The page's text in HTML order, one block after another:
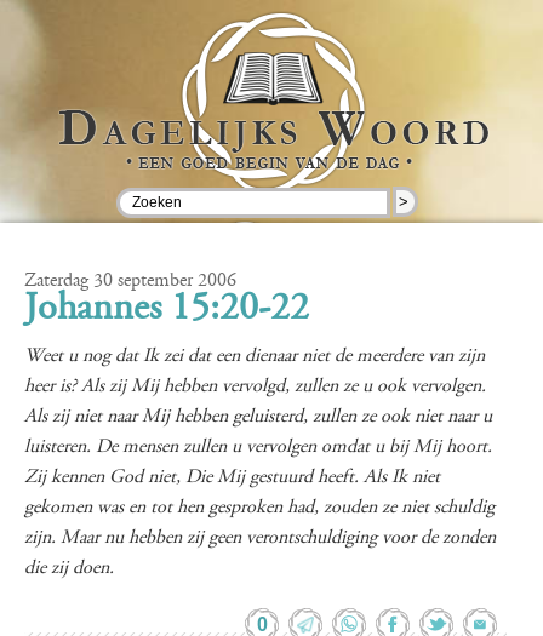
>
Zaterdag 30 september 2006
Johannes 15:20-22
Weet u nog dat Ik zei dat een dienaar niet de meerdere van zijn
heer is? Als zij Mij hebben vervolgd, zullen ze u ook vervolgen.
Als zij niet naar Mij hebben geluisterd, zullen ze ook niet naar u
luisteren. De mensen zullen u vervolgen omdat u bij Mij hoort.
Zij kennen God niet, Die Mij gestuurd heeft. Als Ik niet
gekomen was en tot hen gesproken had, zouden ze niet schuldig
zijn. Maar nu hebben zij geen verontschuldiging voor de zonden
die zij doen.
0